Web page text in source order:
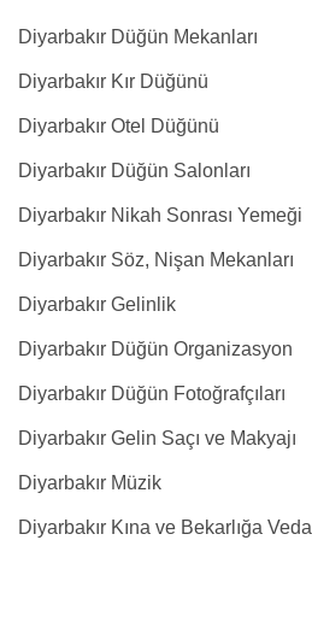
Diyarbakır Düğün Mekanları
Diyarbakır Kır Düğünü
Diyarbakır Otel Düğünü
Diyarbakır Düğün Salonları
Diyarbakır Nikah Sonrası Yemeği
Diyarbakır Söz, Nişan Mekanları
Diyarbakır Gelinlik
Diyarbakır Düğün Organizasyon
Diyarbakır Düğün Fotoğrafçıları
Diyarbakır Gelin Saçı ve Makyajı
Diyarbakır Müzik
Diyarbakır Kına ve Bekarlığa Veda